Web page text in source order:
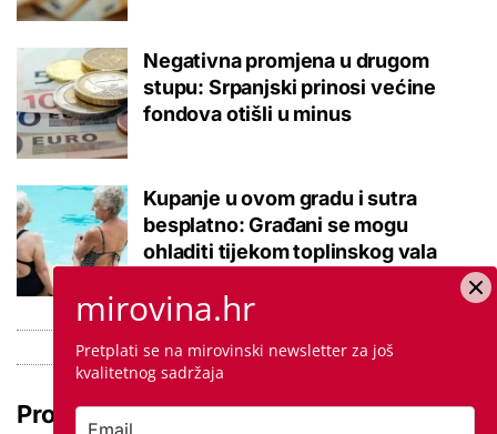
Negativna promjena u drugom
stupu: Srpanjski prinosi većine
fondova otišli u minus
Kupanje u ovom gradu i sutra
besplatno: Građani se mogu
ohladiti tijekom toplinskog vala
Pročitaj još
mirovina.hr
Pretplati se na mirovinski newsletter za još
kvalitetnog sadržaja